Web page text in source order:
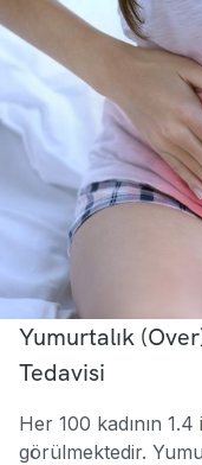
Yumurtalık
Tedavisi
Her 100 kadının
görülmektedir.